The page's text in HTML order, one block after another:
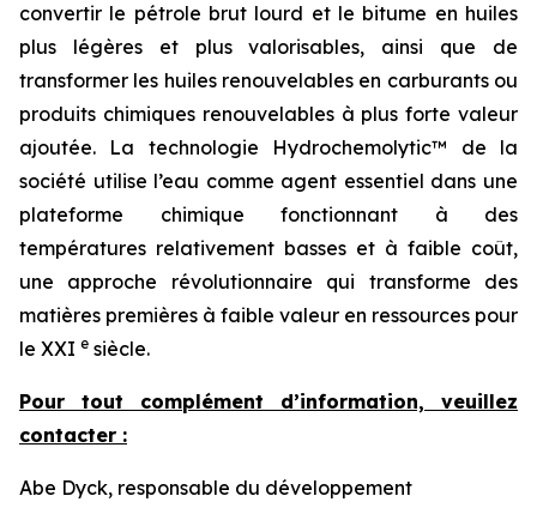
convertir le pétrole brut lourd et le bitume en huiles
plus légères et plus valorisables, ainsi que de
transformer les huiles renouvelables en carburants ou
produits chimiques renouvelables à plus forte valeur
ajoutée. La technologie Hydrochemolytic™ de la
société utilise l’eau comme agent essentiel dans une
plateforme chimique fonctionnant à des
températures relativement basses et à faible coût,
une approche révolutionnaire qui transforme des
matières premières à faible valeur en ressources pour
le XXI e siècle.
Pour tout complément d’information, veuillez
contacter :
Abe Dyck, responsable du développement